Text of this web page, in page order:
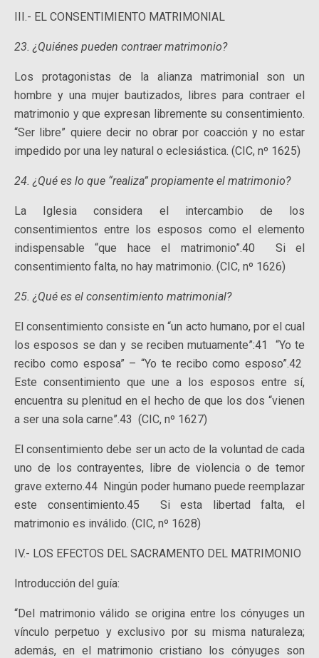
III.- EL CONSENTIMIENTO MATRIMONIAL
23. ¿Quiénes pueden contraer matrimonio?
Los protagonistas de la alianza matrimonial son un
hombre y una mujer bautizados, libres para contraer el
matrimonio y que expresan libremente su consentimiento.
“Ser libre” quiere decir no obrar por coacción y no estar
impedido por una ley natural o eclesiástica. (CIC, nº 1625)
24. ¿Qué es lo que “realiza” propiamente el matrimonio?
La Iglesia considera el intercambio de los
consentimientos entre los esposos como el elemento
indispensable “que hace el matrimonio”.40 Si el
consentimiento falta, no hay matrimonio. (CIC, nº 1626)
25. ¿Qué es el consentimiento matrimonial?
El consentimiento consiste en “un acto humano, por el cual
los esposos se dan y se reciben mutuamente”:41 “Yo te
recibo como esposa” – “Yo te recibo como esposo”.42
Este consentimiento que une a los esposos entre sí,
encuentra su plenitud en el hecho de que los dos “vienen
a ser una sola carne”.43 (CIC, nº 1627)
El consentimiento debe ser un acto de la voluntad de cada
uno de los contrayentes, libre de violencia o de temor
grave externo.44 Ningún poder humano puede reemplazar
este consentimiento.45 Si esta libertad falta, el
matrimonio es inválido. (CIC, nº 1628)
IV.- LOS EFECTOS DEL SACRAMENTO DEL MATRIMONIO
Introducción del guía:
“Del matrimonio válido se origina entre los cónyuges un
vínculo perpetuo y exclusivo por su misma naturaleza;
además, en el matrimonio cristiano los cónyuges son